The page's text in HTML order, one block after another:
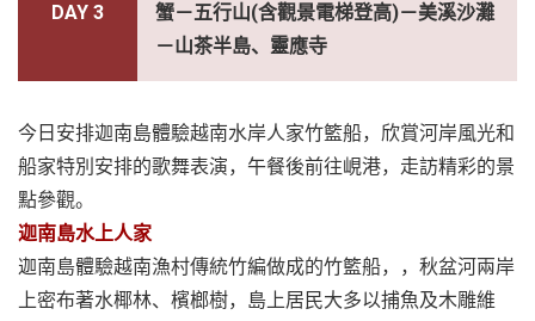
DAY 3
蟹－五行山(含觀景電梯登高)－美溪沙灘
－山茶半島、靈應寺
今日安排迦南島體驗越南水岸人家竹籃船，欣賞河岸風光和
船家特別安排的歌舞表演，午餐後前往峴港，走訪精彩的景
點參觀。
迦南島水上人家
迦南島體驗越南漁村傳統竹編做成的竹籃船，，秋盆河兩岸
上密布著水椰林、檳榔樹，島上居民大多以捕魚及木雕維